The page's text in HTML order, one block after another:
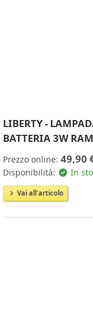
LIBERTY -
BATTERIA 3W
Prezzo online: 49,90
Disponibilità: In
Vai all'articolo